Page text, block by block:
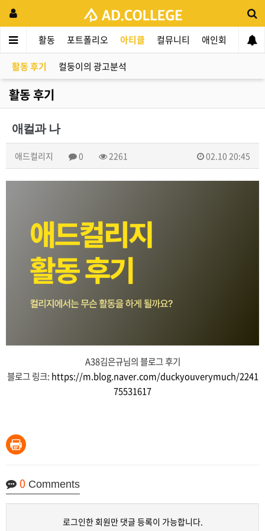
리지 활동 포트폴리오 아티클 컬뮤니티 애인회 신입
활동 후기 컬둥이의 광고분석
활동 후기
애컬과 나
애드컬리지 0 2261 02.10 20:45
A38김은규님의 블로그 후기
블로그 링크: https://m.blog.naver.com/duckyouverymuch/2241
75531617
0 Comments
로그인한 회원만 댓글 등록이 가능합니다.